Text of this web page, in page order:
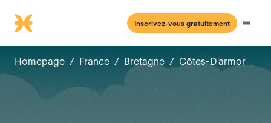
Inscrivez-vous gratuitement
Homepage / France / Bretagne / Côtes-D'armor